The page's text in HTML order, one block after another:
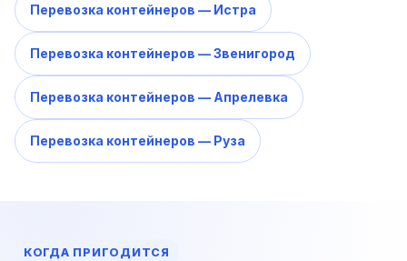
Перевозка контейнеров — Истра
Перевозка контейнеров — Звенигород
Перевозка контейнеров — Апрелевка
Перевозка контейнеров — Руза
КОГДА ПРИГОДИТСЯ